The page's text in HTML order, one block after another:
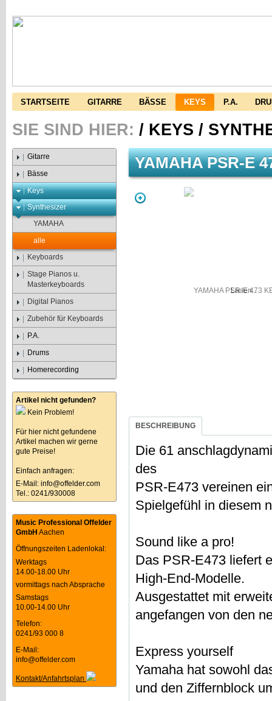
STARTSEITE GITARRE BÄSSE KEYS P.A.
SIE SIND HIER: / KEYS /
Gitarre
Bässe
Keys
Synthesizer
YAMAHA
alle
Keyboards
Stage Pianos u.
Masterkeyboards
Digital Pianos
Zubehör für Keyboards
P.A.
Drums
Homerecording
Artikel nicht gefunden?
Kein Problem!
Für hier nicht gefundene
Artikel machen wir gerne
gute Preise!
Einfach anfragen:
E-Mail: info@offelder.com
Tel.: 0241/930008
Music Professional Offelder
GmbH Aachen
Öffnungszeiten Ladenlokal:
Werktags
14.00-18.00 Uhr
vormittags nach Absprache
Samstags
10.00-14.00 Uhr
Telefon:
0241/93 000 8
E-Mail:
info@offelder.com
Kontakt/Anfahrtsplan
YAMAHA PSR-E
Laden...
BESCHREIBUNG
Die 61
des
PSR-E473 vereinen
Spielgefühl in diesem
Sound like a pro!
Das PSR-E473 liefert
High-End-Modelle.
Ausgestattet mit
angefangen von den
Express yourself
Yamaha hat sowohl
und den Ziffernblock